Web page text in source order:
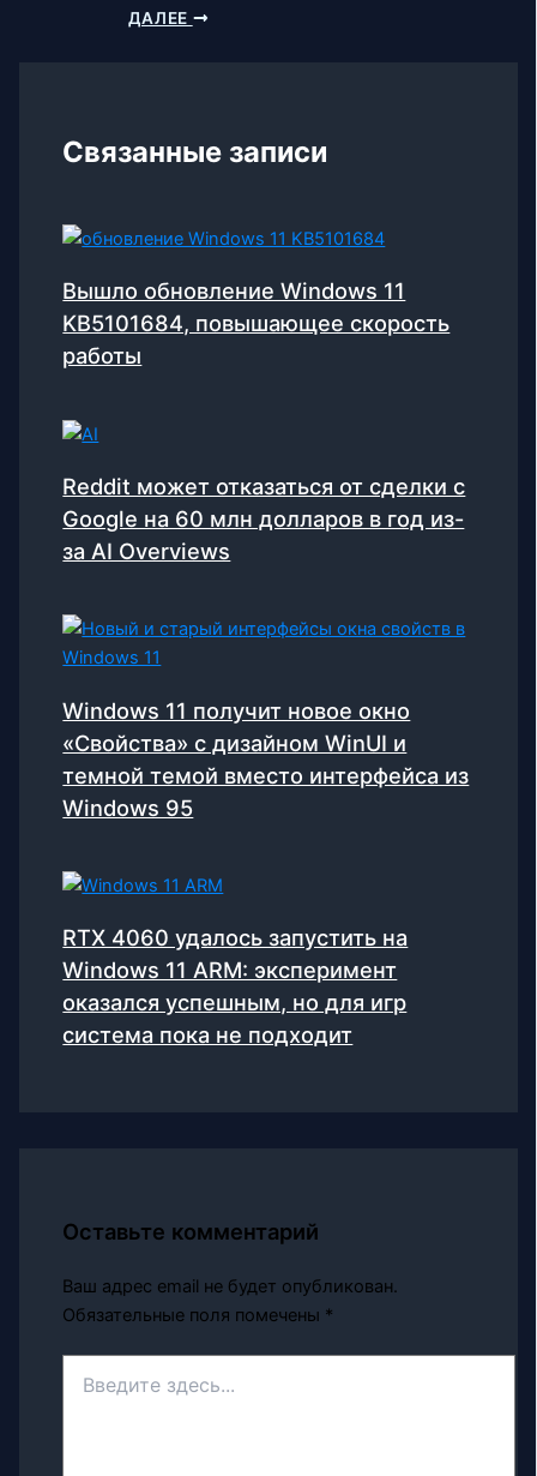
ДАЛЕЕ
Связанные записи
Вышло обновление Windows 11
KB5101684, повышающее скорость
работы
Reddit может отказаться от сделки с
Google на 60 млн долларов в год из-
за AI Overviews
Windows 11 получит новое окно
«Свойства» с дизайном WinUI и
темной темой вместо интерфейса из
Windows 95
RTX 4060 удалось запустить на
Windows 11 ARM: эксперимент
оказался успешным, но для игр
система пока не подходит
Оставьте комментарий
Ваш адрес email не будет опубликован.
Обязательные поля помечены *
здесь...